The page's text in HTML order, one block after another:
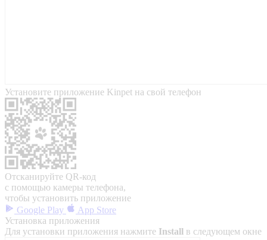
Установите приложение Kinpet на свой телефон
Отсканируйте QR-код
с помощью камеры телефона,
чтобы установить приложение
Google Play
App Store
Установка приложения
Для установки приложения нажмите Install в следующем окне